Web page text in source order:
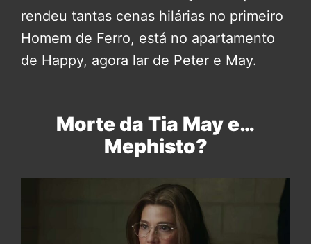
rendeu tantas cenas hilárias no primeiro
Homem de Ferro, está no apartamento
de Happy, agora lar de Peter e May.
Morte da Tia May e…
Mephisto?